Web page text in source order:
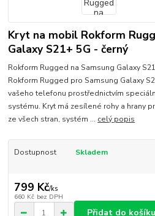
Kryt na mobil Rokform
Galaxy S21+ 5G - černý
Rokform Rugged na Samsung Galaxy
Rokform Rugged pro Samsung Galaxy
vašeho telefonu prostřednictvím
systému. Kryt má zesílené rohy a hrany
ze všech stran, systém ... celý popis
Dostupnost Skladem
799 Kč/ks
660 Kč bez DPH
Přidat do košíku